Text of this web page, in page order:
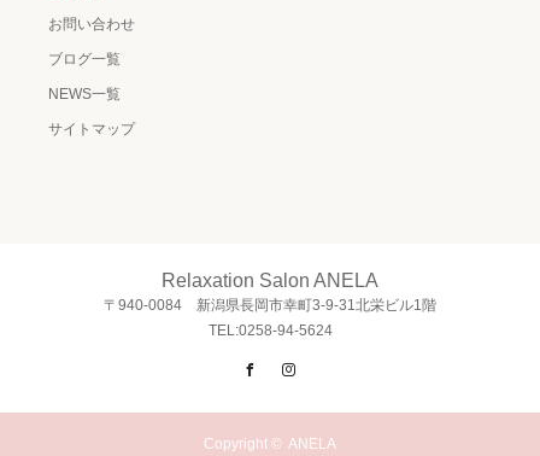
お問い合わせ
ブログ一覧
NEWS一覧
サイトマップ
Relaxation Salon ANELA
〒940-0084 新潟県長岡市幸町3-9-31北栄ビル1階
TEL:0258-94-5624
Facebook
Copyright © ANELA